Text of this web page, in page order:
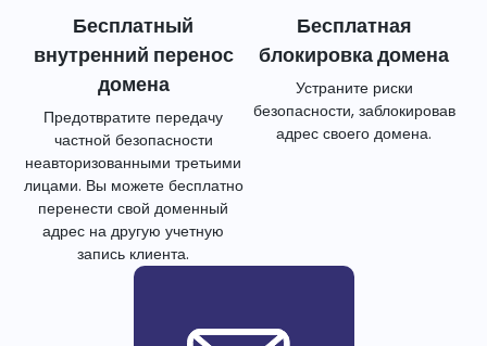
Бесплатный
внутренний перенос
домена
Предотвратите передачу
частной безопасности
неавторизованными третьими
лицами. Вы можете бесплатно
перенести свой доменный
адрес на другую учетную
запись клиента.
Бесплатная
блокировка домена
Устраните риски
безопасности, заблокировав
адрес своего домена.